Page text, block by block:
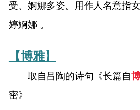
受、婀娜多姿。用作人名意指
婷婀娜 。
【博雅】
——取自吕陶的诗句《长篇自
密》